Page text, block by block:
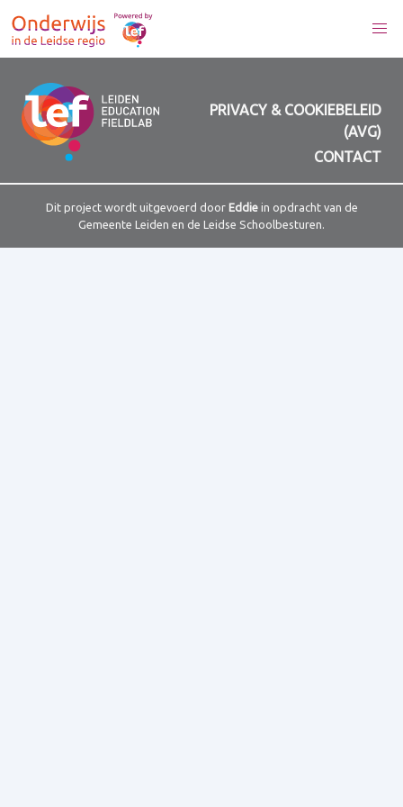
PRIVACY & COOKIEBELEID
(AVG)
CONTACT
Dit project wordt uitgevoerd door Eddiein opdracht van de
Gemeente Leiden en de Leidse Schoolbesturen.